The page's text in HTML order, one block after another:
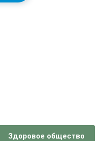
Здоровое общество